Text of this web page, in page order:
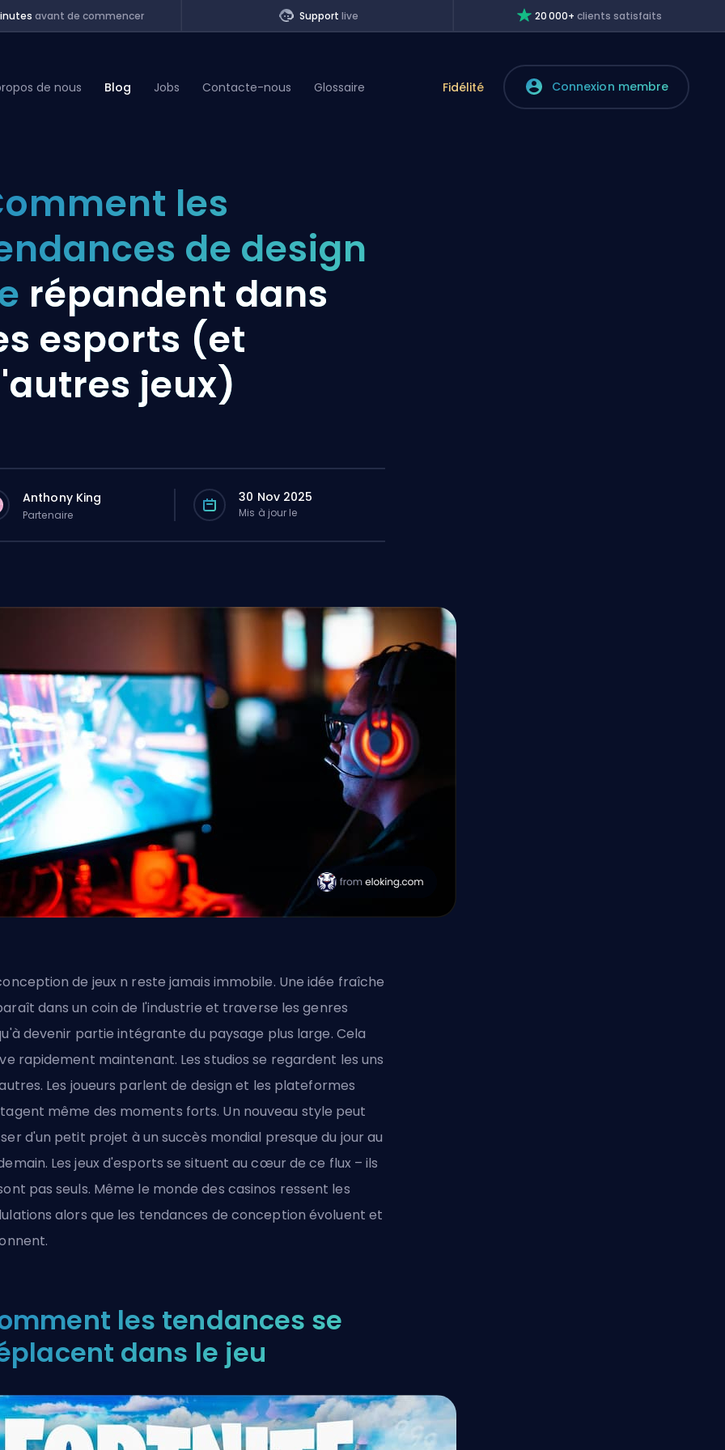
avant de commencer Support live 20 000+clients satisfaits
de nous Blog Jobs Contacte-nous Glossaire Fidélité Connexion membre
les
de design
répandent dans
esports (et
jeux)
Anthony King
Partenaire
30 Nov 2025
Mis à jour le
de jeux n reste jamais immobile. Une idée fraîche
dans un coin de l'industrie et traverse les genres
devenir partie intégrante du paysage plus large. Cela
rapidement maintenant. Les studios se regardent les uns
Les joueurs parlent de design et les plateformes
même des moments forts. Un nouveau style peut
d'un petit projet à un succès mondial presque du jour au
Les jeux d'esports se situent au cœur de ce flux – ils
pas seuls. Même le monde des casinos ressent les
alors que les tendances de conception évoluent et
les tendances se
dans le jeu